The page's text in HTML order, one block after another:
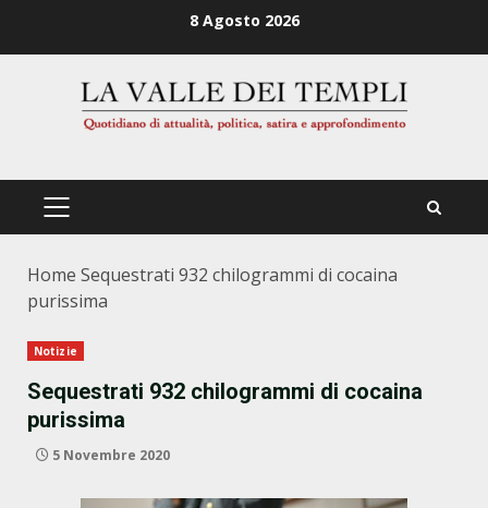
8 Agosto 2026
PRIMÄRES
Home Sequestrati 932 chilogrammi di cocaina
purissima
Notizie
Sequestrati 932 chilogrammi di cocaina
purissima
5 Novembre 2020